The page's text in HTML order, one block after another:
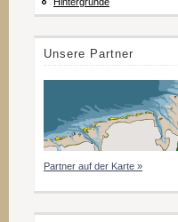
Unsere Partner
Partner auf der Karte »